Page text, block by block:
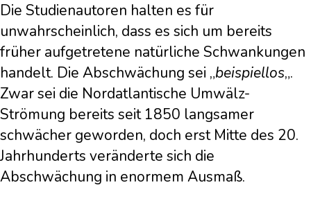
Die Studienautoren halten es für
unwahrscheinlich, dass es sich um bereits
früher aufgetretene natürliche Schwankungen
handelt. Die Abschwächung sei „beispiellos„.
Zwar sei die Nordatlantische Umwälz-
Strömung bereits seit 1850 langsamer
schwächer geworden, doch erst Mitte des 20.
Jahrhunderts veränderte sich die
Abschwächung in enormem Ausmaß.